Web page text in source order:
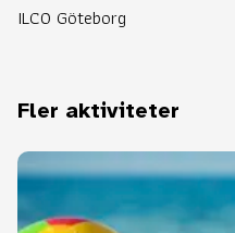
ILCO Göteborg
Fler aktiviteter